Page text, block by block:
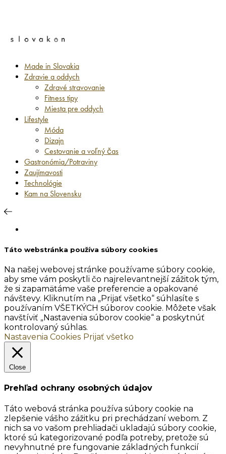
Made in Slovakia
Zdravie a oddych
Zdravé stravovanie
Fitness tipy
Miesta pre oddych
Lifestyle
Móda
Dizajn
Cestovanie a voľný čas
Gastronómia/Potraviny
Zaujímavosti
Technológie
Kam na Slovensku
Táto webstránka používa súbory cookies
Na našej webovej stránke používame súbory cookie,
aby sme vám poskytli čo najrelevantnejší zážitok tým,
že si zapamätáme vaše preferencie a opakované
návštevy. Kliknutím na „Prijať všetko“ súhlasíte s
používaním VŠETKÝCH súborov cookie. Môžete však
navštíviť „Nastavenia súborov cookie“ a poskytnúť
kontrolovaný súhlas.
Nastavenia Cookies Prijať všetko
Close
Prehľad ochrany osobných údajov
Táto webová stránka používa súbory cookie na
zlepšenie vášho zážitku pri prechádzaní webom. Z
nich sa vo vašom prehliadači ukladajú súbory cookie,
ktoré sú kategorizované podľa potreby, pretože sú
nevyhnutné pre fungovanie základných funkcií